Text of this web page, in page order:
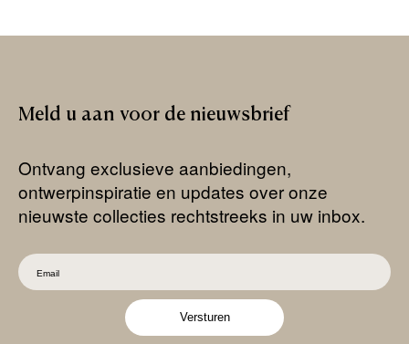
Meld u aan voor de nieuwsbrief
Ontvang exclusieve aanbiedingen,
ontwerpinspiratie en updates over onze
nieuwste collecties rechtstreeks in uw inbox.
Versturen